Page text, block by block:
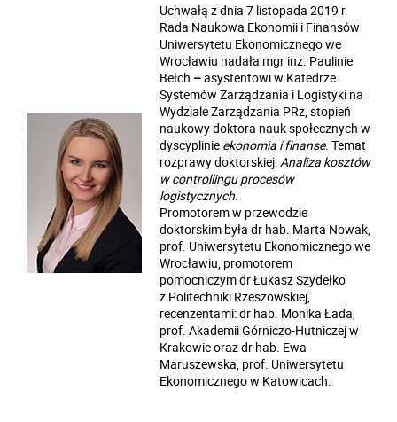
Uchwałą z dnia 7 listopada 2019 r.
Rada Naukowa Ekonomii i Finansów
Uniwersytetu Ekonomicznego we
Wrocławiu nadała mgr inż. Paulinie
Bełch –asystentowi w Katedrze
Systemów Zarządzania i Logistyki na
Wydziale Zarządzania PRz, stopień
naukowy doktora nauk społecznych w
dyscyplinie ekonomia i finanse. Temat
rozprawy doktorskiej: Analiza kosztów
w controllingu procesów
logistycznych.
Promotorem w przewodzie
doktorskim była dr hab. Marta Nowak,
prof. Uniwersytetu Ekonomicznego we
Wrocławiu, promotorem
pomocniczym dr Łukasz Szydełko
z Politechniki Rzeszowskiej,
recenzentami: dr hab. Monika Łada,
prof. Akademii Górniczo-Hutniczej w
Krakowie oraz dr hab. Ewa
Maruszewska, prof. Uniwersytetu
Ekonomicznego w Katowicach.